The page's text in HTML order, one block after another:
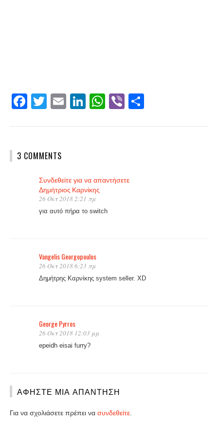
Facebook
Twitter
EmailLinkedIn
WhatsApp
Viber
3 COMMENTS
Συνδεθείτε για να απαντήσετε
Δημήτριος Καρνίκης
26 Οκτ 2018 2:21 πμ
για αυτό πήρα το switch
Vangelis Georgopoulos
26 Οκτ 2018 6:23 πμ
Δημήτρης Καρνίκης system seller. ΧD
George Pyrros
26 Οκτ 2018 12:03 μμ
epeidh eisai furry?
ΑΦΉΣΤΕ ΜΙΑ ΑΠΆΝΤΗΣΗ
Για να σχολιάσετε πρέπει να συνδεθείτε